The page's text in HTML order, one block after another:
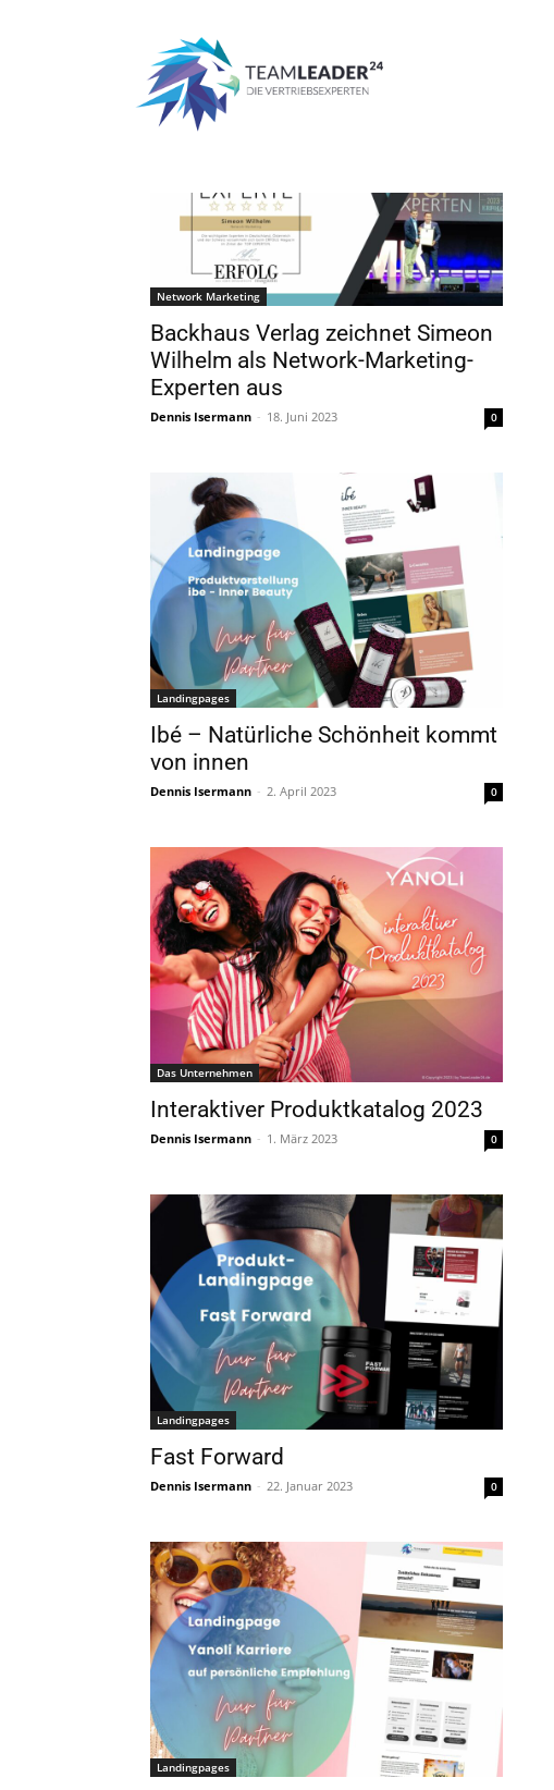
Partnerbereich
Partnerbereich
Network Marketing
Backhaus Verlag zeichnet Simeon
Wilhelm als Network-Marketing-
Experten aus
Dennis Isermann - 18. Juni 2023 0
Landingpages
Ibé – Natürliche Schönheit kommt
von innen
Dennis Isermann - 2. April 2023 0
Das Unternehmen
Interaktiver Produktkatalog 2023
Dennis Isermann - 1. März 2023 0
Landingpages
Fast Forward
Dennis Isermann - 22. Januar 2023 0
Landingpages